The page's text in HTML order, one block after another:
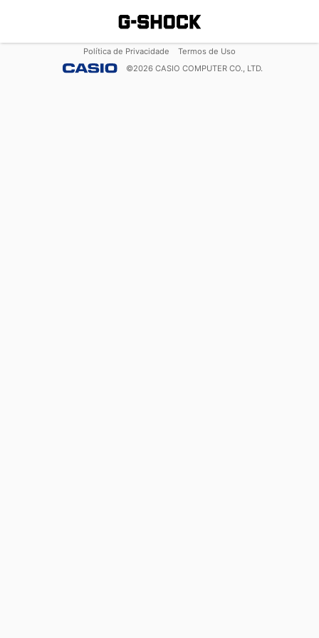
Política de Privacidade
Termos de Uso
©2026 CASIO COMPUTER CO., LTD.